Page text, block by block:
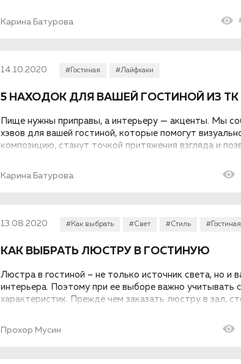
Карина Батурова
14.10.2020 #Гостиная #Лайфхаки
5 НАХОДОК ДЛЯ ВАШЕЙ ГОСТИНОЙ ИЗ ТК
Пище нужны приправы, а интерьеру — акценты. Мы
хэвов для вашей гостиной, которые помогут
композицию, станут точкой притяжения взгляда и
Карина Батурова
13.08.2020 #Как выбрать #Свет #Стиль #Гостиная
КАК ВЫБРАТЬ ЛЮСТРУ В ГОСТИНУЮ
Люстра в гостиной – не только источник света, но и
интерьера. Поэтому при ее выборе важно учитывать
характеристик. Прежде чем заказать люстру в зал,
Прохор Мусин